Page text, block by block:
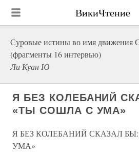
ВикиЧтение
Суровые истины во имя движения
(фрагменты 16 интервью)
Ли Куан Ю
Я БЕЗ КОЛЕБАНИЙ
«ТЫ СОШЛА С УМА»
Я БЕЗ КОЛЕБАНИЙ СКАЗАЛ
УМА»